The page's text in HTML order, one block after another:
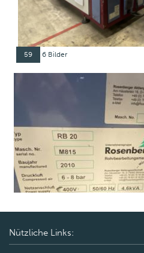
59 6 Bilder
Nützliche Links: